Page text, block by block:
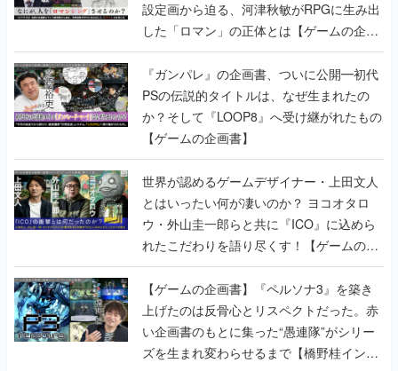
設定画から迫る、河津秋敏がRPGに生み出
した「ロマン」の正体とは【ゲームの企画
書】
『ガンパレ』の企画書、ついに公開━初代
PSの伝説的タイトルは、なぜ生まれたの
か？そして『LOOP8』へ受け継がれたもの
【ゲームの企画書】
世界が認めるゲームデザイナー・上田文人
とはいったい何が凄いのか？ ヨコオタロ
ウ・外山圭一郎らと共に『ICO』に込めら
れたこだわりを語り尽くす！【ゲームの企
画書】
【ゲームの企画書】『ペルソナ3』を築き
上げたのは反骨心とリスペクトだった。赤
い企画書のもとに集った“愚連隊”がシリー
ズを生まれ変わらせるまで【橋野桂インタ